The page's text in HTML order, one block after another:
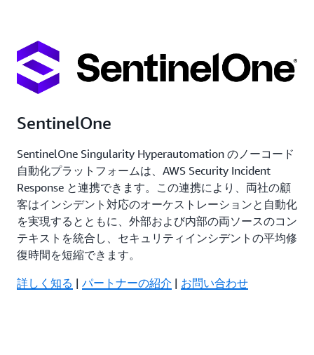
SentinelOne
SentinelOne Singularity Hyperautomation のノーコード
自動化プラットフォームは、AWS Security Incident
Response と連携できます。この連携により、両社の顧
客はインシデント対応のオーケストレーションと自動化
を実現するとともに、外部および内部の両ソースのコン
テキストを統合し、セキュリティインシデントの平均修
復時間を短縮できます。
詳しく知る | パートナーの紹介 | お問い合わせ